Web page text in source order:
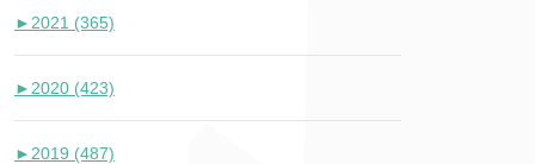
► 2021 (365)
► 2020 (423)
► 2019 (487)